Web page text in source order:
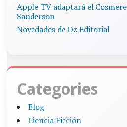
Apple TV adaptará el
Sanderson
Novedades de Oz Editorial
Categories
Blog
Ciencia Ficción